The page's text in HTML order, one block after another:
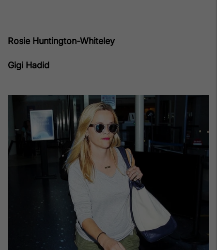
Rosie Huntington-Whiteley
Gigi Hadid